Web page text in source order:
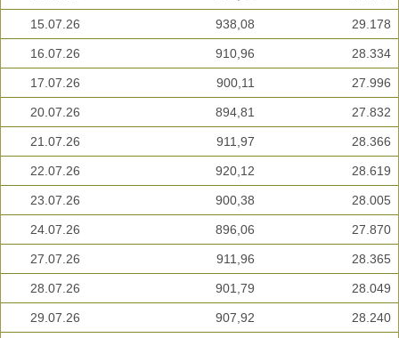
15.07.26 938,08 29.178
16.07.26 910,96 28.334
17.07.26 900,11 27.996
20.07.26 894,81 27.832
21.07.26 911,97 28.366
22.07.26 920,12 28.619
23.07.26 900,38 28.005
24.07.26 896,06 27.870
27.07.26 911,96 28.365
28.07.26 901,79 28.049
29.07.26 907,92 28.240